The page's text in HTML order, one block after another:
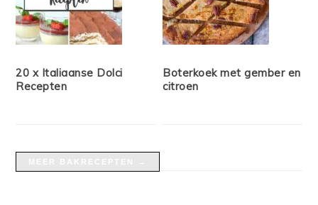
20 x Italiaanse Dolci
Recepten
Boterkoek met gember en
citroen